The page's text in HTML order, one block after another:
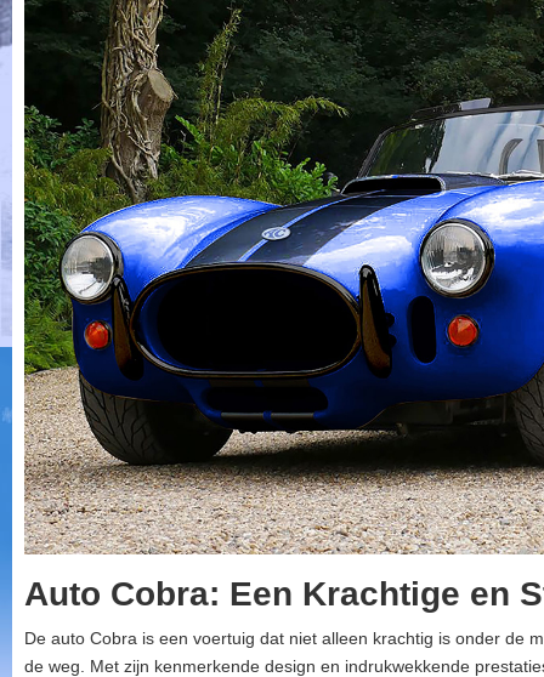
Auto Cobra: Een Krachtige en
De auto Cobra is een voertuig dat niet alleen krachtig is onder de
de weg. Met zijn kenmerkende design en indrukwekkende